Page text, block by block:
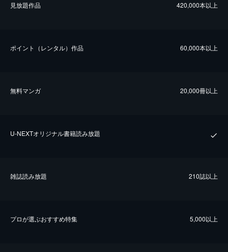
⾒放題作品 420,000本以上
ポイント（レンタル）作品 60,000本以上
無料マンガ 20,000冊以上
U-NEXTオリジナル書籍読み放題
雑誌読み放題 210誌以上
プロが選ぶおすすめ特集 5,000以上